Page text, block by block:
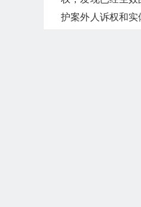
护案外人诉权和